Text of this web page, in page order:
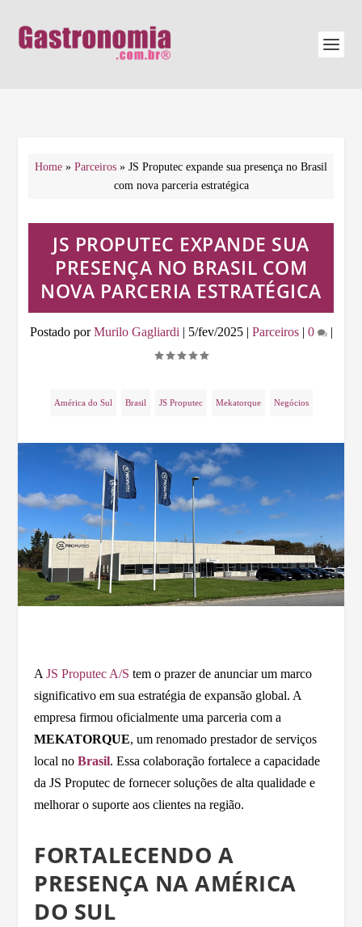
Home » Parceiros » JS Proputec expande sua presença no Brasil
com nova parceria estratégica
JS PROPUTEC EXPANDE SUA
PRESENÇA NO BRASIL COM
NOVA PARCERIA ESTRATÉGICA
Postado porMurilo Gagliardi | 5/fev/2025| Parceiros| 0 |
América do Sul Brasil JS Proputec Mekatorque Negócios
AJS Proputec A/S tem o prazer de anunciar um marco
significativo em sua estratégia de expansão global. A
empresa firmou oficialmente uma parceria com a
MEKATORQUE, um renomado prestador de serviços
local noBrasil. Essa colaboração fortalece a capacidade
da JS Proputec de fornecer soluções de alta qualidade e
melhorar o suporte aos clientes na região.
FORTALECENDO A
PRESENÇA NA AMÉRICA
DO SUL